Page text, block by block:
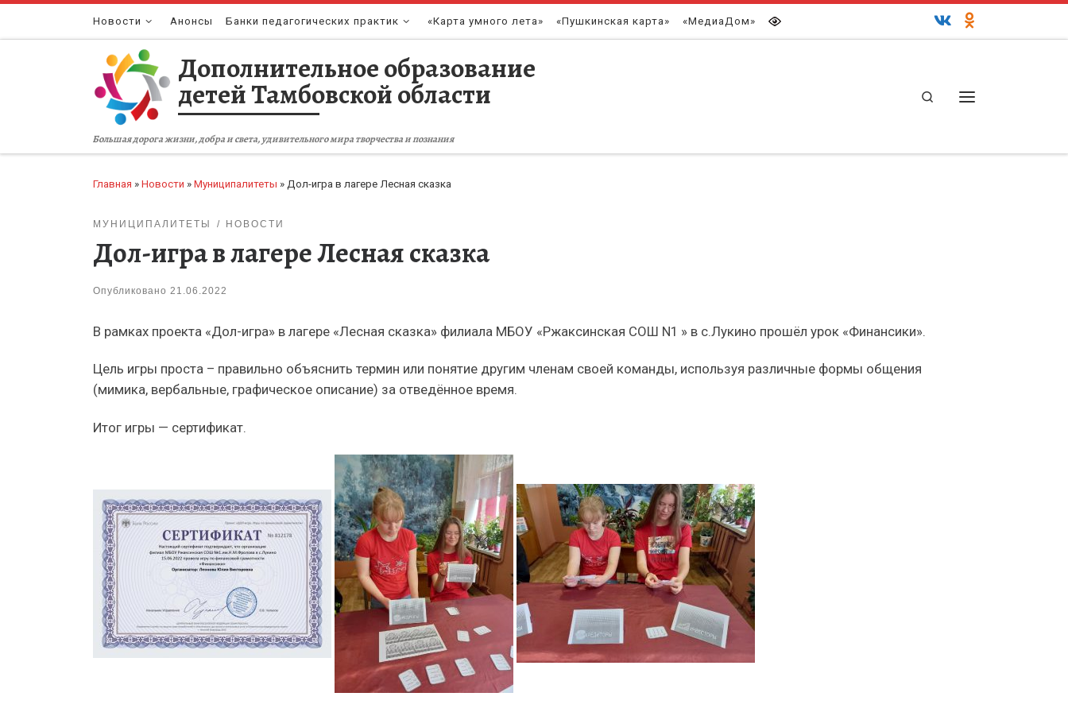
Перейти к содержимому
Новости Анонсы Банки педагогических практик «Карта умного лета» «Пушкинская карта» «МедиаДом»
Дополнительное образование
детей Тамбовской области
Большая дорога жизни, добра и света, удивительного мира творчества и познания
Search
Главная » Новости » Муниципалитеты » Дол-игра в лагере Лесная сказка
МУНИЦИПАЛИТЕТЫ НОВОСТИ
Дол-игра в лагере Лесная сказка
Опубликовано 21.06.2022
В рамках проекта «Дол-игра» в лагере «Лесная сказка» филиала МБОУ «Ржаксинская СОШ N1 » в с.Лукино прошёл урок «Финансики».
Цель игры проста – правильно объяснить термин или понятие другим членам своей команды, используя различные формы общения
(мимика, вербальные, графическое описание) за отведённое время.
Итог игры — сертификат.